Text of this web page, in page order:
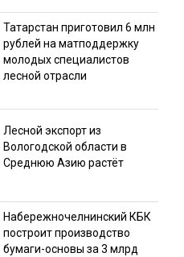
Татарстан приготовил 6 млн
рублей на матподдержку
молодых специалистов
лесной отрасли
Лесной экспорт из
Вологодской области в
Среднюю Азию растёт
Набережночелнинский КБК
построит производство
бумаги-основы за 3 млрд